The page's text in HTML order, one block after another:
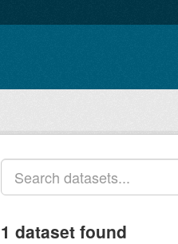
1 dataset found